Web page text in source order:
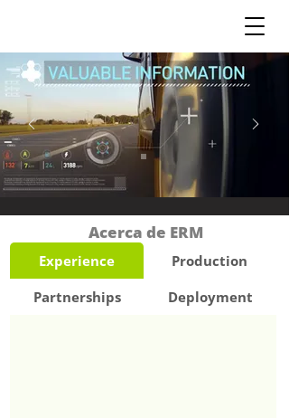
Acerca de ERM
Experience
Production
Partnerships
Deployment